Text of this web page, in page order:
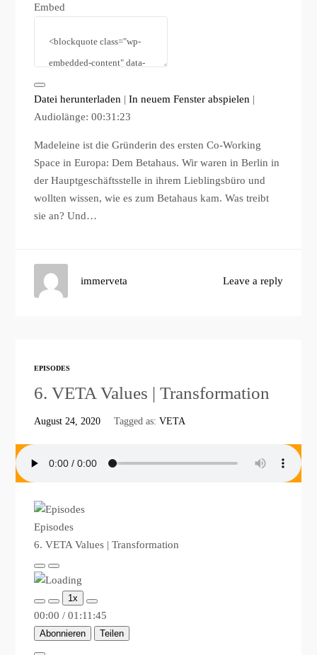
Embed
Datei herunterladen |In neuem Fenster abspielen |
Audiolänge: 00:31:23
Madeleine ist die Gründerin des ersten Co-Working
Space in Europa: Dem Betahaus. Wir waren in Berlin in
der Hauptgeschäftsstelle in ihrem Lieblingsbüro und
wollten wissen, wie es zum Betahaus kam. Was treibt
sie an? Und…
Leave a reply
immerveta
EPISODES
6. VETA Values | Transformation
August 24, 2020 Tagged as:VETA
Episodes
6. VETA Values | Transformation
Play
Episode
Pause
Episode
1x
00:00 / 01:11:45
Abonnieren Teilen